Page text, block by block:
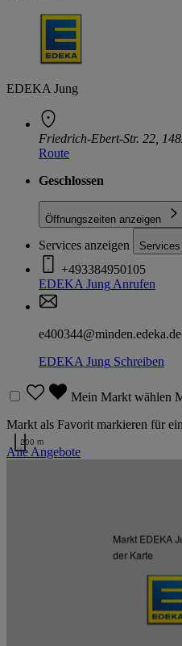
EDEKA Jung
Friedrich-Ebert-Str. 22,
Route
Geschlossen
Öffnungszeiten anzeigen
Services anzeigen
+493384950105
EDEKA Jung Anrufen
e400344@minden.edeka.de
EDEKA Jung Schreiben
Mein Markt wählen
Markt als Favorit markieren für
Alle Angebote
Markt EDEKA
der Karte
200 m
Zum Newsletter
Deine E-Mail-Adresse (Pflichtfeld)